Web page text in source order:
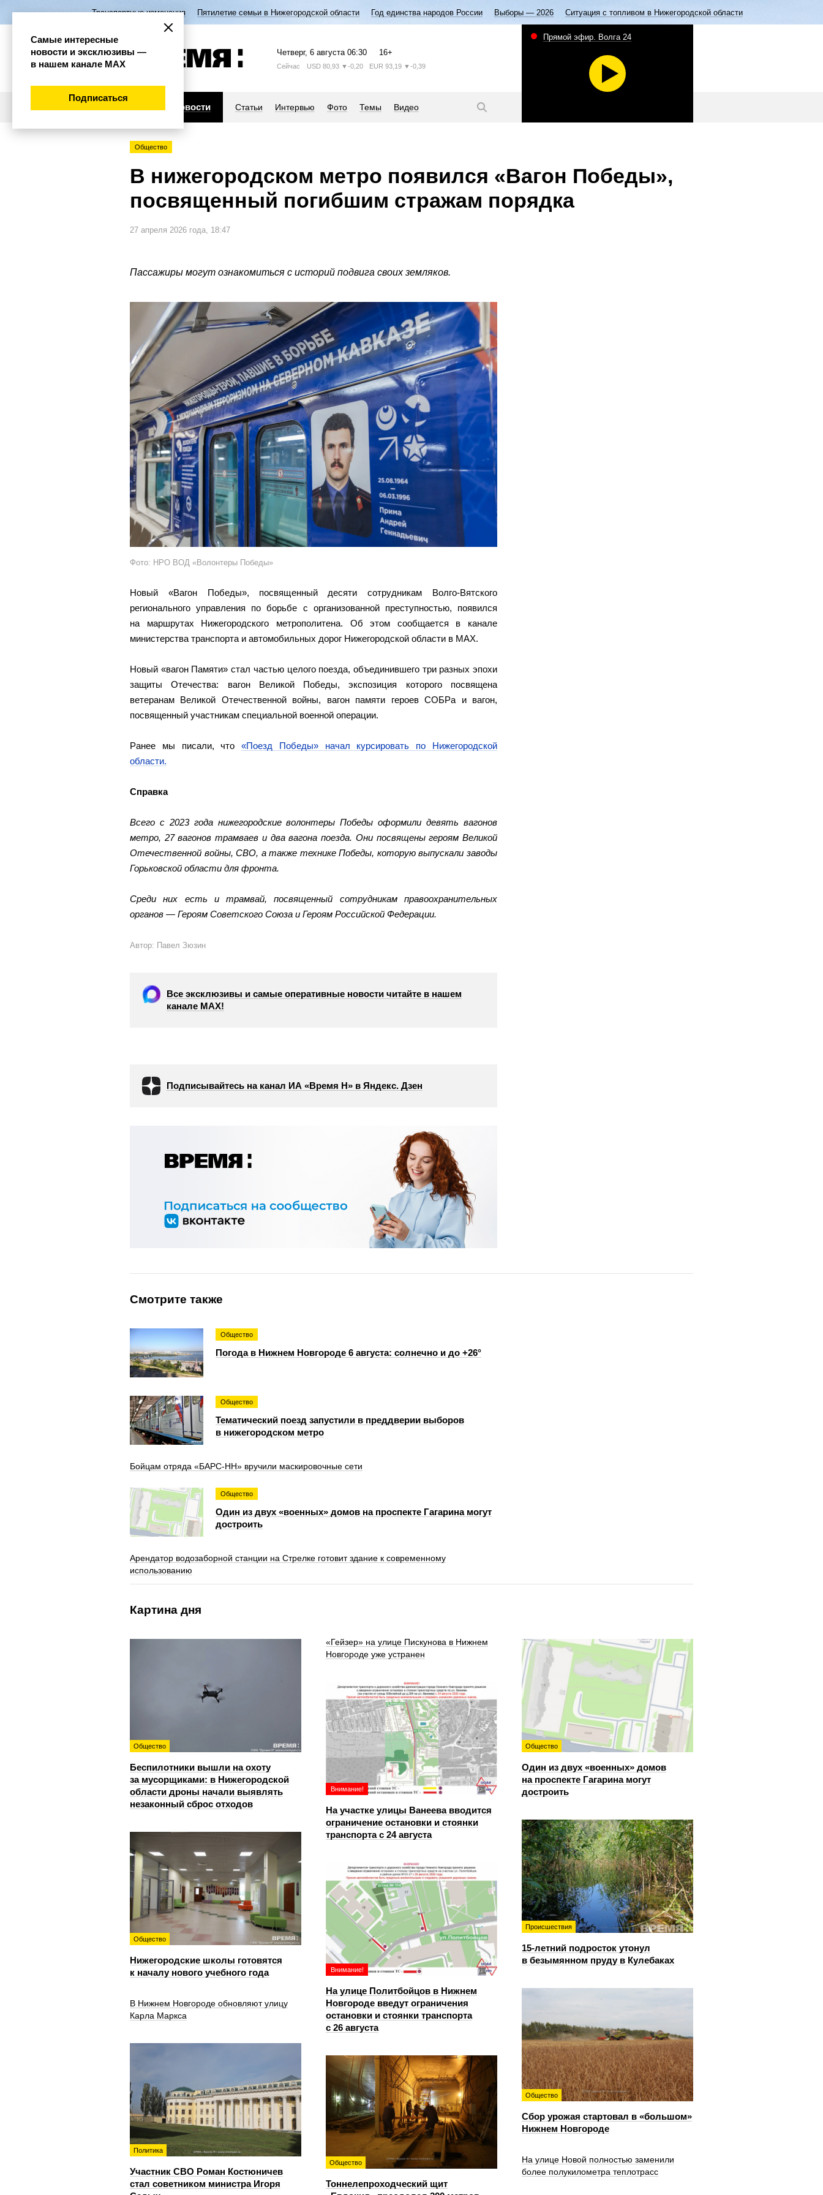
Транспортные изменения Пятилетие семьи в Нижегородской области Год единства народов России Выборы — 2026 Ситуация с топливом в Нижегородской области
Четверг, 6 августа 06:30 16+
Сейчас USD 80,93 ▼-0,20 EUR 93,19 ▼-0,39
Новости Статьи Интервью Фото Темы Видео
Прямой эфир. Волга 24
Общество
В нижегородском метро появился «Вагон Победы»,
посвященный погибшим стражам порядка
27 апреля 2026 года, 18:47
Пассажиры могут ознакомиться с историй подвига своих земляков.
Фото: НРО ВОД «Волонтеры Победы»
Новый «Вагон Победы», посвященный десяти сотрудникам Волго-Вятского
регионального управления по борьбе с организованной преступностью, появился
на маршрутах Нижегородского метрополитена. Об этом сообщается в канале
министерства транспорта и автомобильных дорог Нижегородской области в MAX.
Новый «вагон Памяти» стал частью целого поезда, объединившего три разных эпохи
защиты Отечества: вагон Великой Победы, экспозиция которого посвящена
ветеранам Великой Отечественной войны, вагон памяти героев СОБРа и вагон,
посвященный участникам специальной военной операции.
Ранее мы писали, что«Поезд Победы» начал курсировать по Нижегородской
области.
Справка
Всего с 2023 года нижегородские волонтеры Победы оформили девять вагонов
метро, 27 вагонов трамваев и два вагона поезда. Они посвящены героям Великой
Отечественной войны, СВО, а также технике Победы, которую выпускали заводы
Горьковской области для фронта.
Среди них есть и трамвай, посвященный сотрудникам правоохранительных
органов — Героям Советского Союза и Героям Российской Федерации.
Автор: Павел Зюзин
Все эксклюзивы и самые оперативные новости читайте в нашем
канале МАХ!
Подписывайтесь на канал ИА «Время Н» в Яндекс. Дзен
Смотрите также
Общество
Погода в Нижнем Новгороде 6 августа: солнечно и до +26°
Общество
Тематический поезд запустили в преддверии выборов
в нижегородском метро
Бойцам отряда «БАРС-НН» вручили маскировочные сети
Общество
Один из двух «военных» домов на проспекте Гагарина могут
достроить
Арендатор водозаборной станции на Стрелке готовит здание к современному
использованию
Картина дня
Общество
Беспилотники вышли на охоту
за мусорщиками: в Нижегородской
области дроны начали выявлять
незаконный сброс отходов
«Гейзер» на улице Пискунова в Нижнем
Новгороде уже устранен
Общество
Один из двух «военных» домов
на проспекте Гагарина могут
достроить
Внимание!
На участке улицы Ванеева вводится
ограничение остановки и стоянки
транспорта с 24 августа
Происшествия
15-летний подросток утонул
в безымянном пруду в Кулебаках
Общество
Нижегородские школы готовятся
к началу нового учебного года
Внимание!
На улице Политбойцов в Нижнем
Новгороде введут ограничения
остановки и стоянки транспорта
с 26 августа
Общество
Сбор урожая стартовал в «большом»
Нижнем Новгороде
В Нижнем Новгороде обновляют улицу
Карла Маркса
Политика
Участник СВО Роман Костюничев
стал советником министра Игоря
Общество
Тоннелепроходческий щит
На улице Новой полностью заменили
более полукилометра теплотрасс
Самые интересные
новости и эксклюзивы —
в нашем канале МАХ
Подписаться